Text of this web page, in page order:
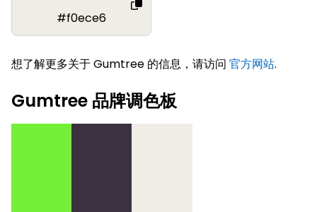
#f0ece6
想了解更多关于 Gumtree 的信息，请访问 官方网站.
Gumtree 品牌调色板